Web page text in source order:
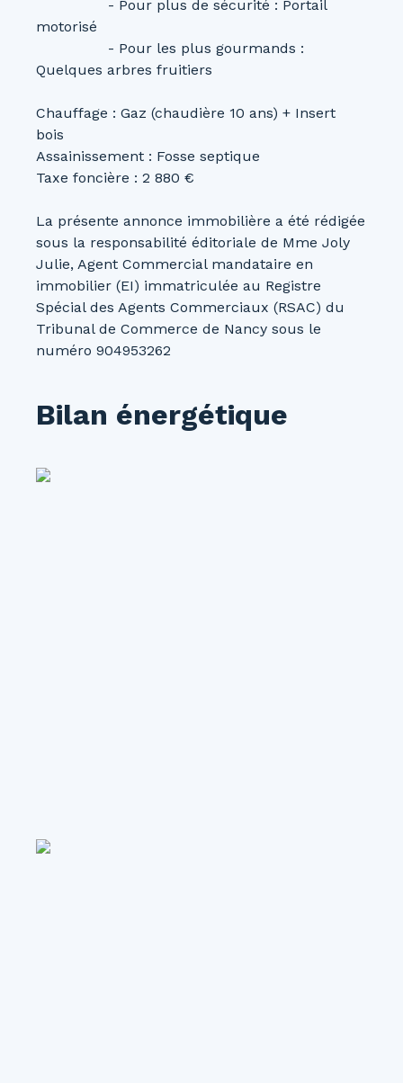
- Pour plus de sécurité : Portail
motorisé
- Pour les plus gourmands :
Quelques arbres fruitiers
Chauffage : Gaz (chaudière 10 ans) + Insert
bois
Assainissement : Fosse septique
Taxe foncière : 2 880 €
La présente annonce immobilière a été rédigée
sous la responsabilité éditoriale de Mme Joly
Julie, Agent Commercial mandataire en
immobilier (EI) immatriculée au Registre
Spécial des Agents Commerciaux (RSAC) du
Tribunal de Commerce de Nancy sous le
numéro 904953262
Bilan énergétique